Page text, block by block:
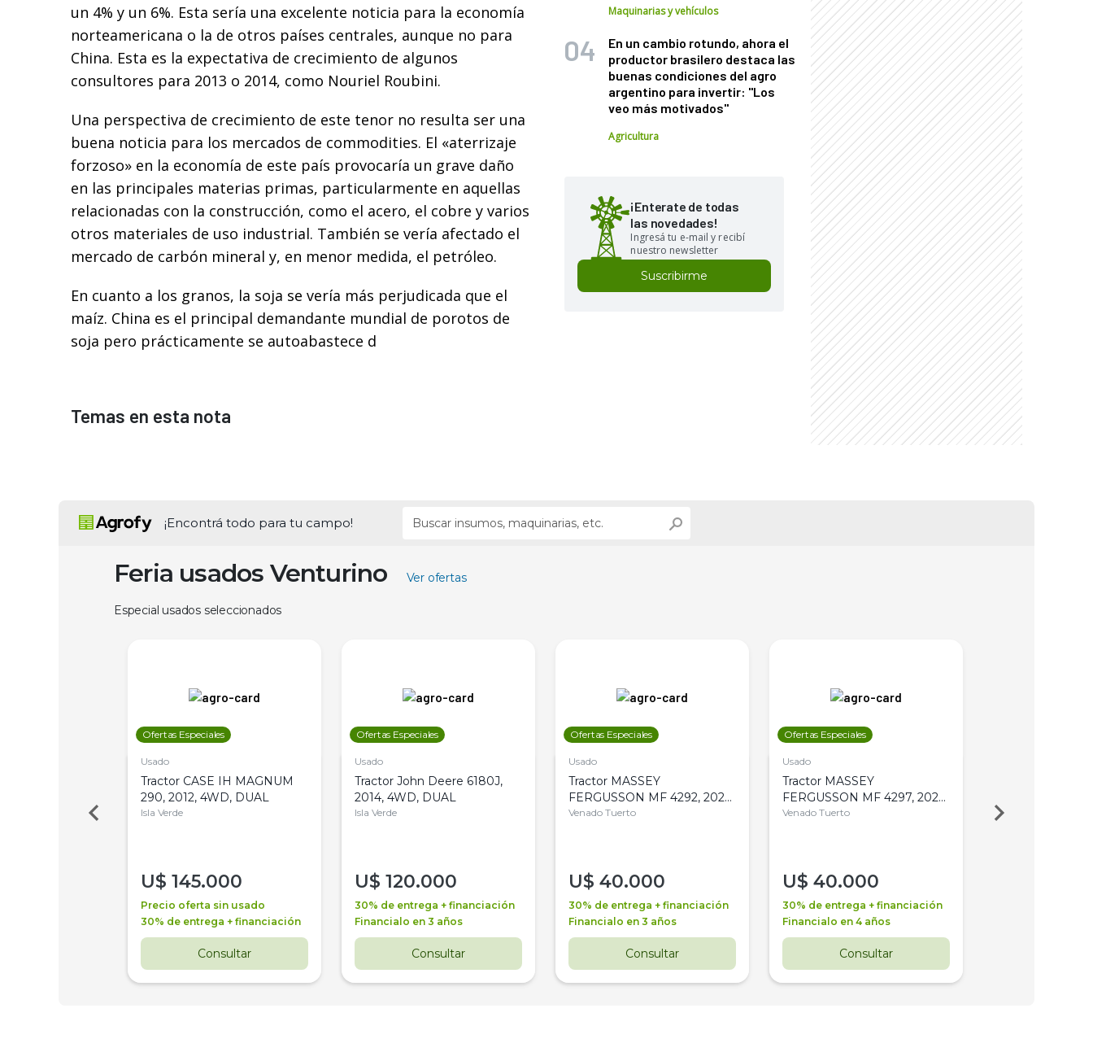
un 4% y un 6%. Esta sería una excelente noticia para la economía
norteamericana o la de otros países centrales, aunque no para
China. Esta es la expectativa de crecimiento de algunos
consultores para 2013 o 2014, como Nouriel Roubini.
Una perspectiva de crecimiento de este tenor no resulta ser una
buena noticia para los mercados de commodities. El «aterrizaje
forzoso» en la economía de este país provocaría un grave daño
en las principales materias primas, particularmente en aquellas
relacionadas con la construcción, como el acero, el cobre y varios
otros materiales de uso industrial. También se vería afectado el
mercado de carbón mineral y, en menor medida, el petróleo.
En cuanto a los granos, la soja se vería más perjudicada que el
maíz. China es el principal demandante mundial de porotos de
soja pero prácticamente se autoabastece d
Maquinarias y vehículos
En un cambio rotundo, ahora el
productor brasilero destaca las
buenas condiciones del agro
argentino para invertir: "Los
veo más motivados"
Agricultura
¡Enterate de todas
las novedades!
Ingresá tu e-mail y recibí
nuestro newsletter
Suscribirme
Temas en esta nota
¡Encontrá todo para tu campo!
Feria usados Venturino Ver ofertas
Especial usados seleccionados
Ofertas Especiales
Usado
Tractor CASE IH MAGNUM
290, 2012, 4WD, DUAL
Isla Verde
U$ 145.000
Precio oferta sin usado
30% de entrega + financiación
Consultar
Ofertas Especiales
Usado
Tractor John Deere 6180J,
2014, 4WD, DUAL
Isla Verde
U$ 120.000
30% de entrega + financiación
Financialo en 3 años
Consultar
Ofertas Especiales
Usado
Tractor MASSEY
FERGUSSON MF 4292, 2020,
4WD, PATON
Venado Tuerto
U$ 40.000
30% de entrega + financiación
Financialo en 3 años
Consultar
Ofertas Especiales
Usado
Tractor MASSEY
FERGUSSON MF 4297, 2020,
4WD, PATON
Venado Tuerto
U$ 40.000
30% de entrega + financiación
Financialo en 4 años
Consultar
Venado Tuerto